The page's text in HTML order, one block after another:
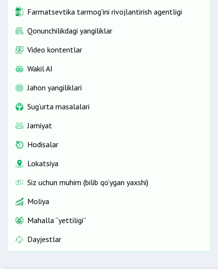
Farmatsevtika tarmog'ini rivojlantirish agentligi
Qonunchilikdagi yangiliklar
Video kontentlar
Wakil AI
Jahon yangiliklari
Sug‘urta masalalari
Jamiyat
Hodisalar
Lokatsiya
Siz uchun muhim (bilib qo‘ygan yaxshi)
Moliya
Mahalla “yettiligi”
Dayjestlar